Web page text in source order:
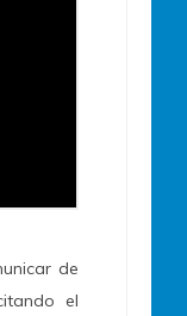
de
el